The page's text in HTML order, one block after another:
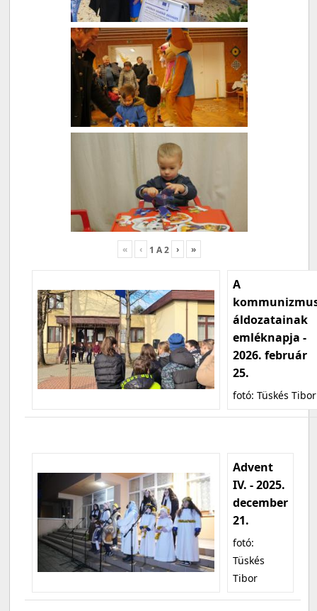
« ‹ 1 A2 › »
A
áldozatainak
emléknapja -
2026. február
25.
fotó: Tüskés Tibor
Advent
IV. - 2025.
december
21.
fotó:
Tüskés
Tibor